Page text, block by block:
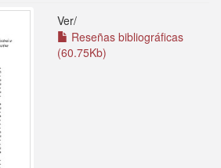
Ver/
Reseñas bibliográficas
(60.75Kb)